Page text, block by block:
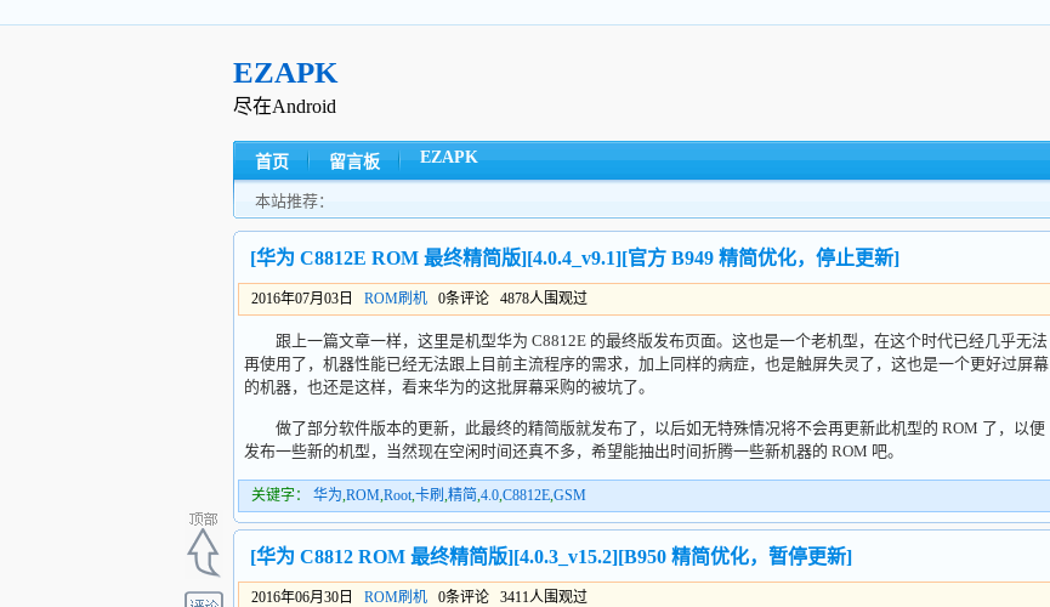
EZAPK
尽在Android
首页 留言板 EZAPK
本站推荐：
[华为 C8812E ROM 最终精简版][4.0.4_v9.1][官方 B949 精简优化，停止更新]
2016年07月03日 ROM刷机 0条评论 4878人围观过
跟上一篇文章一样，这里是机型华为 C8812E 的最终版发布页面。这也是一个老机型，在这个时代已经几乎无法
再使用了，机器性能已经无法跟上目前主流程序的需求，加上同样的病症，也是触屏失灵了，这也是一个更好过屏幕
的机器，也还是这样，看来华为的这批屏幕采购的被坑了。
做了部分软件版本的更新，此最终的精简版就发布了，以后如无特殊情况将不会再更新此机型的 ROM 了，以便
发布一些新的机型，当然现在空闲时间还真不多，希望能抽出时间折腾一些新机器的 ROM 吧。
关键字： 华为,ROM,Root,卡刷 ,精简,4.0,C8812E,GSM
[华为 C8812 ROM 最终精简版][4.0.3_v15.2][B950 精简优化，暂停更新]
2016年06月30日 ROM刷机 0条评论 3411人围观过